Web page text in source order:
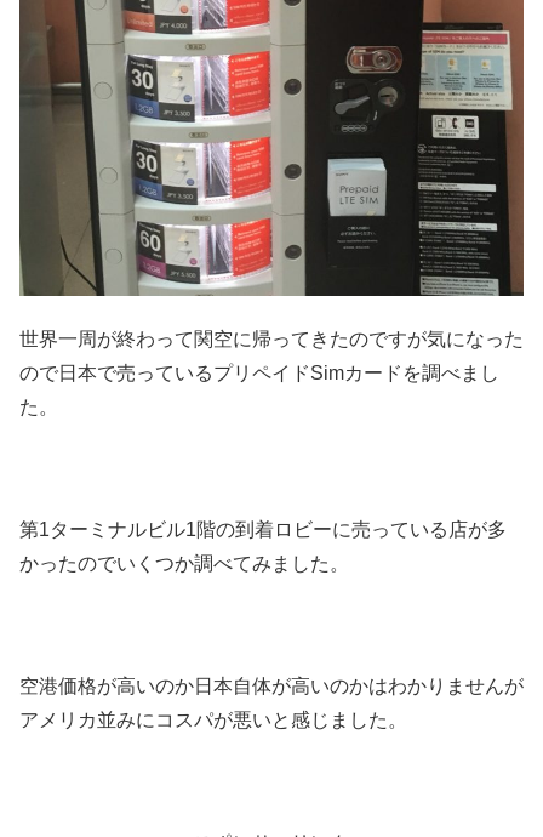
世界一周が終わって関空に帰ってきたのですが気になった
ので日本で売っているプリペイドSimカードを調べまし
た。
第1ターミナルビル1階の到着ロビーに売っている店が多
かったのでいくつか調べてみました。
空港価格が高いのか日本自体が高いのかはわかりませんが
アメリカ並みにコスパが悪いと感じました。